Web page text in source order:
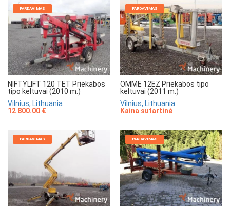
PARDAVIMAS
NIFTYLIFT 120 TET Priekabos
tipo keltuvai (2010 m.)
Vilnius, Lithuania
12 800.00 €
PARDAVIMAS
OMME 12EZ Priekabos tipo
keltuvai (2011 m.)
Vilnius, Lithuania
Kaina sutartinė
PARDAVIMAS PARDAVIMAS